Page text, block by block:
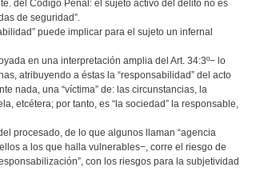
del Código Penal: el sujeto activo del delito no es
de seguridad”.
puede implicar para el sujeto un infernal
en una interpretación amplia del Art. 34:3º− lo
atribuyendo a éstas la “responsabilidad” del acto
nada, una “víctima” de: las circunstancias, la
etcétera; por tanto, es “la sociedad” la responsable,
procesado, de lo que algunos llaman “agencia
a los que halla vulnerables−, corre el riesgo de
con los riesgos para la subjetividad